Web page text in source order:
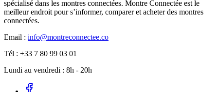
spécialisé dans les montres connectées. Montre Connectée est le
meilleur endroit pour s’informer, comparer et acheter des montres
connectées.
Email : info@montreconnectee.co
Tél : +33 7 80 99 03 01
Lundi au vendredi : 8h - 20h